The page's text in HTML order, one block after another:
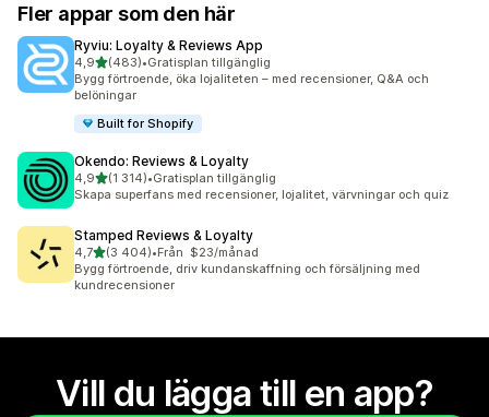
Fler appar som den här
Ryviu: Loyalty & Reviews App
4,9av 5 stjärnor
(483)
483 recensioner totalt
•Gratisplan tillgänglig
Bygg förtroende, öka lojaliteten – med recensioner, Q&A och
belöningar
Built for Shopify
Okendo: Reviews & Loyalty
4,9av 5 stjärnor
(1 314)
1314 recensioner totalt
•Gratisplan tillgänglig
Skapa superfans med recensioner, lojalitet, värvningar och quiz
Stamped Reviews & Loyalty
4,7av 5 stjärnor
(3 404)
3404 recensioner totalt
•Från $23/månad
Bygg förtroende, driv kundanskaffning och försäljning med
kundrecensioner
Vill du lägga till en app?